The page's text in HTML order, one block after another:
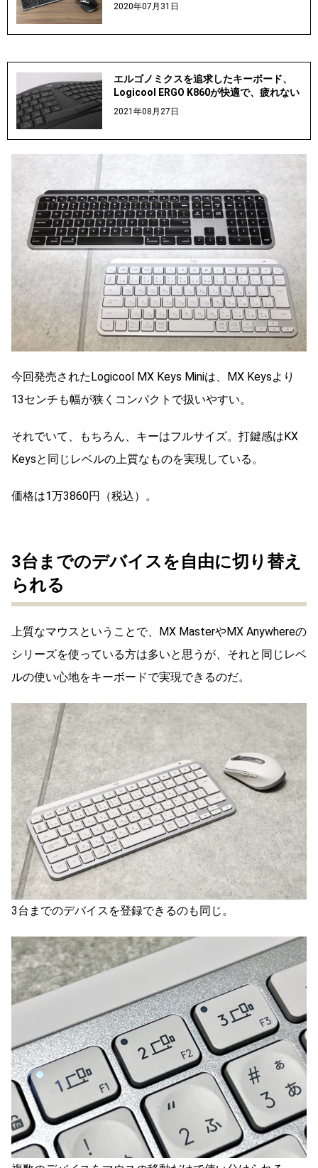
2020年07月31日
エルゴノミクスを追求したキーボード、
Logicool ERGO K860が快適で、疲れない
2021年08月27日
今回発売されたLogicool MX Keys Miniは、MX Keysより
13センチも幅が狭くコンパクトで扱いやすい。
それでいて、もちろん、キーはフルサイズ。打鍵感はKX
Keysと同じレベルの上質なものを実現している。
価格は1万3860円（税込）。
3台までのデバイスを自由に切り替え
られる
上質なマウスということで、MX MasterやMX Anywhereの
シリーズを使っている方は多いと思うが、それと同じレベ
ルの使い心地をキーボードで実現できるのだ。
3台までのデバイスを登録できるのも同じ。